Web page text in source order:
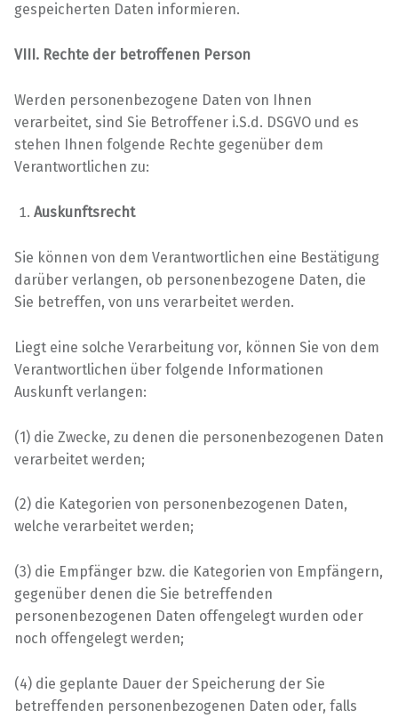
gespeicherten Daten informieren.
VIII. Rechte der betroffenen Person
Werden personenbezogene Daten von Ihnen
verarbeitet, sind Sie Betroffener i.S.d. DSGVO und es
stehen Ihnen folgende Rechte gegenüber dem
Verantwortlichen zu:
Auskunftsrecht
Sie können von dem Verantwortlichen eine Bestätigung
darüber verlangen, ob personenbezogene Daten, die
Sie betreffen, von uns verarbeitet werden.
Liegt eine solche Verarbeitung vor, können Sie von dem
Verantwortlichen über folgende Informationen
Auskunft verlangen:
(1) die Zwecke, zu denen die personenbezogenen Daten
verarbeitet werden;
(2) die Kategorien von personenbezogenen Daten,
welche verarbeitet werden;
(3) die Empfänger bzw. die Kategorien von Empfängern,
gegenüber denen die Sie betreffenden
personenbezogenen Daten offengelegt wurden oder
noch offengelegt werden;
(4) die geplante Dauer der Speicherung der Sie
betreffenden personenbezogenen Daten oder, falls